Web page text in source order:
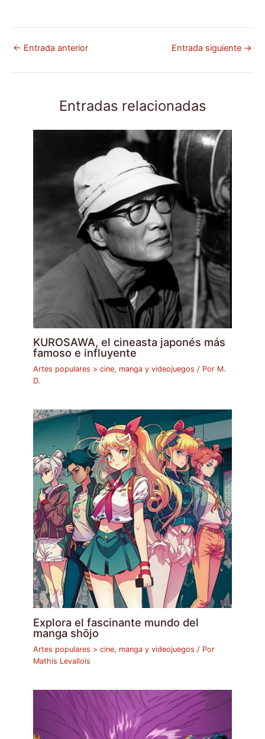
← Entrada anterior Entrada siguiente →
Entradas relacionadas
KUROSAWA, el cineasta japonés más
famoso e influyente
Artes populares > cine, manga y videojuegos / Por M.
D.
Explora el fascinante mundo del
manga shōjo
Artes populares > cine, manga y videojuegos / Por
Mathis Levallois